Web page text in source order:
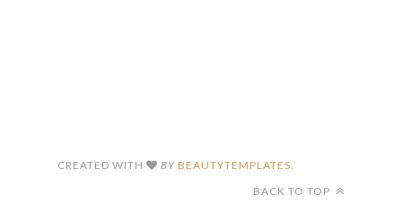
CREATED WITH BY BEAUTYTEMPLATES.
BACK TO TOP